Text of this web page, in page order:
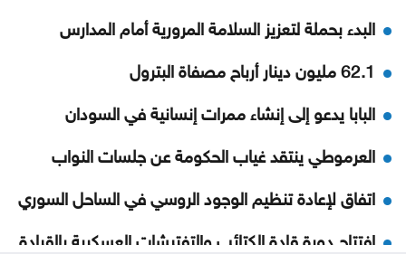
البدء بحملة لتعزيز السلامة المرورية أمام المدارس
62.1 مليون دينار أرباح مصفاة البترول
البابا يدعو إلى إنشاء ممرات إنسانية في السودان
العرموطي ينتقد غياب الحكومة عن جلسات النواب
اتفاق لإعادة تنظيم الوجود الروسي في الساحل السوري
افتتاح دورة قادة الكتائب والتفتيشات العسكرية بالقيادة